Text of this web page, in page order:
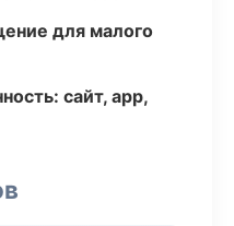
для малого
сайт, app,